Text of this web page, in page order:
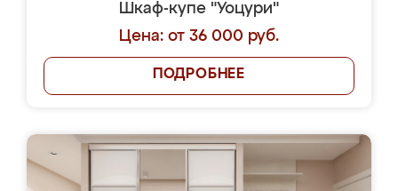
Шкаф-купе "Уоцури"
Цена: от 36 000 руб.
ПОДРОБНЕЕ